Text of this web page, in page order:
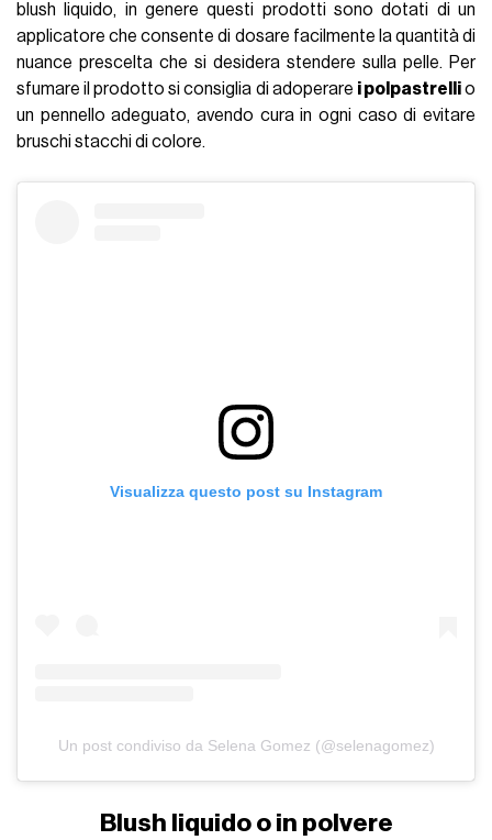
blush liquido, in genere questi prodotti sono dotati di un
applicatore che consente di dosare facilmente la quantità di
nuance prescelta che si desidera stendere sulla pelle. Per
sfumare il prodotto si consiglia di adoperare i polpastrellio
un pennello adeguato, avendo cura in ogni caso di evitare
bruschi stacchi di colore.
Visualizza questo post su Instagram
Un post condiviso da Selena Gomez (@selenagomez)
Blush liquido o in polvere